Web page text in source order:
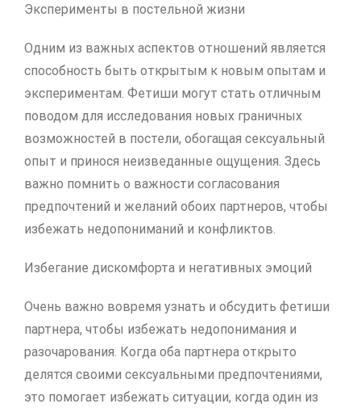
Эксперименты в постельной жизни
Одним из важных аспектов отношений является
способность быть открытым к новым опытам и
экспериментам. Фетиши могут стать отличным
поводом для исследования новых граничных
возможностей в постели, обогащая сексуальный
опыт и принося неизведанные ощущения. Здесь
важно помнить о важности согласования
предпочтений и желаний обоих партнеров, чтобы
избежать недопониманий и конфликтов.
Избегание дискомфорта и негативных эмоций
Очень важно вовремя узнать и обсудить фетиши
партнера, чтобы избежать недопонимания и
разочарования. Когда оба партнера открыто
делятся своими сексуальными предпочтениями,
это помогает избежать ситуации, когда один из